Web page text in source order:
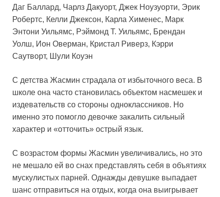
Даг Баллард, Чарлз Дакуорт, Джек Ноузуорти, Эрик
Робертс, Келли Джексон, Карла Хименес, Марк
Энтони Уильямс, Рэймонд Т. Уильямс, Брендан
Уолш, Ион Оверман, Кристал Риверз, Кэрри
Саутворт, Шули Коуэн
С детства Жасмин страдала от избыточного веса. В
школе она часто становилась объектом насмешек и
издевательств со стороны одноклассников. Но
именно это помогло девочке закалить сильный
характер и «отточить» острый язык.
С возрастом формы Жасмин увеличивались, но это
не мешало ей во снах представлять себя в объятиях
мускулистых парней. Однажды девушке выпадает
шанс отправиться на отдых, когда она выигрывает